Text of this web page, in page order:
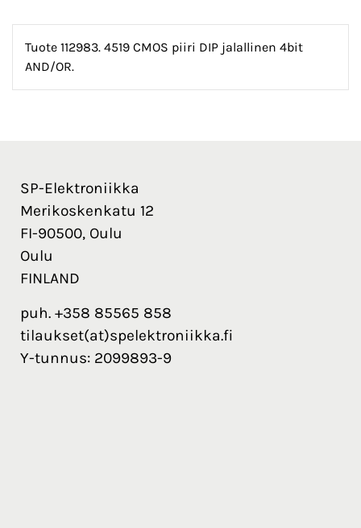
Tuote 112983. 4519 CMOS piiri DIP jalallinen 4bit
AND/OR.
SP-Elektroniikka
Merikoskenkatu 12
FI-90500, Oulu
Oulu
FINLAND
puh. +358 85565 858
tilaukset(at)spelektroniikka.fi
Y-tunnus: 2099893-9